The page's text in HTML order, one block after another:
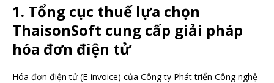
1. Tổng cục thuế lựa chọn
ThaisonSoft cung cấp giải pháp
hóa đơn điện tử
Hóa đơn điện tử (E-invoice) của Công ty Phát triển Công nghệ